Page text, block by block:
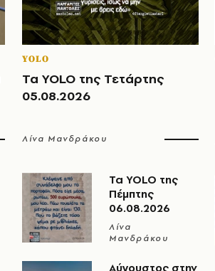
YOLO
Τα YOLO της Τετάρτης
05.08.2026
Λίνα Μανδράκου
Τα YOLO της
Πέμπτης
06.08.2026
Λίνα
Μανδράκου
Αύγουστος στην